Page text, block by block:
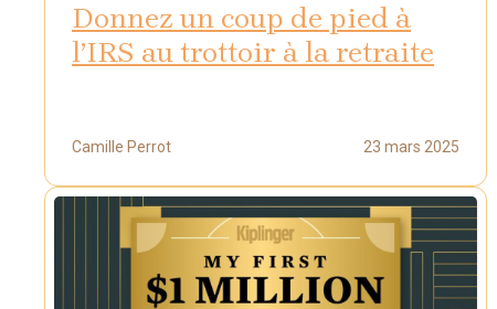
Donnez un coup de pied à
l’IRS au trottoir à la retraite
Camille Perrot 23 mars 2025